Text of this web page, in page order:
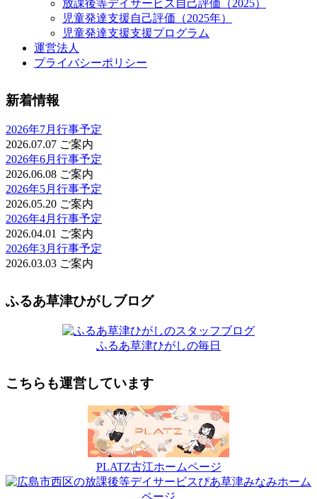
放課後等デイサービス自己評価（2025）
児童発達支援自己評価（2025年）
児童発達支援支援プログラム
運営法人
プライバシーポリシー
新着情報
2026年7月行事予定
2026.07.07 ご案内
2026年6月行事予定
2026.06.08 ご案内
2026年5月行事予定
2026.05.20 ご案内
2026年4月行事予定
2026.04.01 ご案内
2026年3月行事予定
2026.03.03 ご案内
ふるあ草津ひがしブログ
ふるあ草津ひがしの毎日
こちらも運営しています
PLATZ古江ホームページ